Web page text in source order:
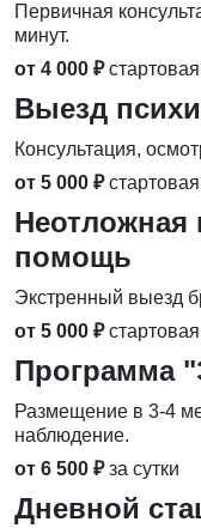
Первичная
минут.
от 4 000 ₽
Выезд
Консультация,
от 5 000 ₽
Неотложная
помощь
Экстренный выезд
от 5 000 ₽
Программа
Размещение в 3-4
наблюдение.
от 6 500 ₽ за сутки
Дневной